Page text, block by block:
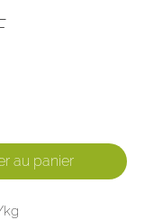
Prix
au panier
kg